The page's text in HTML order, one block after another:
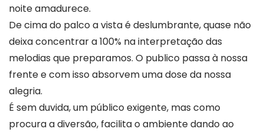
noite amadurece.
De cima do palco a vista é deslumbrante, quase não
deixa concentrar a 100% na interpretação das
melodias que preparamos. O publico passa à nossa
frente e com isso absorvem uma dose da nossa
alegria.
É sem duvida, um público exigente, mas como
procura a diversão, facilita o ambiente dando ao